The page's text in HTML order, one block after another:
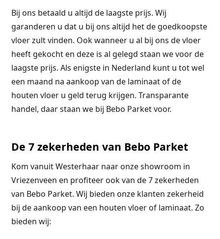
Bij ons betaald u altijd de laagste prijs. Wij
garanderen u dat u bij ons altijd het de goedkoopste
vloer zult vinden. Ook wanneer u al bij ons de vloer
heeft gekocht en deze is al gelegd staan we voor de
laagste prijs. Als enigste in Nederland kunt u tot wel
een maand na aankoop van de laminaat of de
houten vloer u geld terug krijgen. Transparante
handel, daar staan we bij Bebo Parket voor.
De 7 zekerheden van Bebo Parket
Kom vanuit Westerhaar naar onze showroom in
Vriezenveen en profiteer ook van de 7 zekerheden
van Bebo Parket. Wij bieden onze klanten zekerheid
bij de aankoop van een houten vloer of laminaat. Zo
bieden wij: